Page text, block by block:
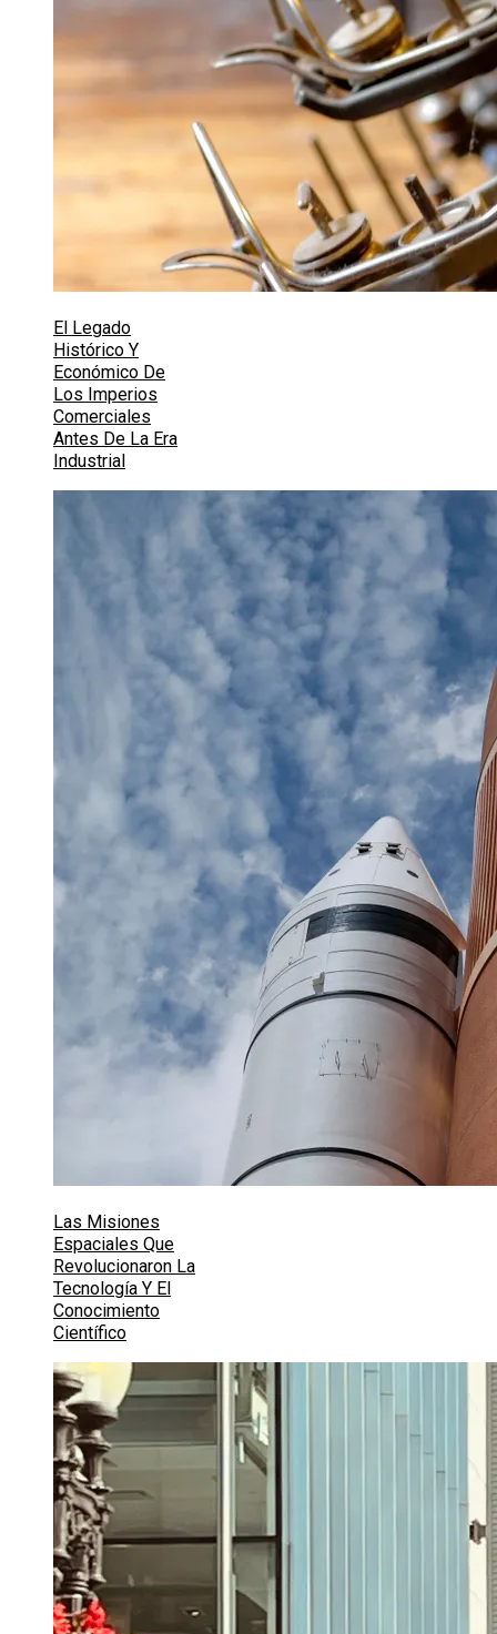
El Legado
Histórico Y
Económico De
Los Imperios
Comerciales
Antes De La Era
Industrial
Las Misiones
Espaciales Que
Revolucionaron La
Tecnología Y El
Conocimiento
Científico